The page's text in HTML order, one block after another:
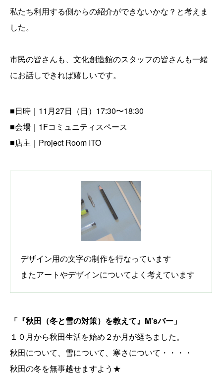
私たち利用する側からの紹介ができないかな？と考えま
した。
市民の皆さんも、文化創造館のスタッフの皆さんも一緒
にお話しできれば嬉しいです。
■日時｜11月27日（日）17:30〜18:30
■会場｜1Fコミュニティスペース
■店主｜Project Room ITO
デザイン用の文字の制作を行なっています
またアートやデザインについてよく考えています
「『秋田（冬と雪の対策）を教えて』M’sバー」
１０月から秋田生活を始め２か月が経ちました。
秋田について、雪について、寒さについて・・・・
秋田の冬を無事越せますよう★